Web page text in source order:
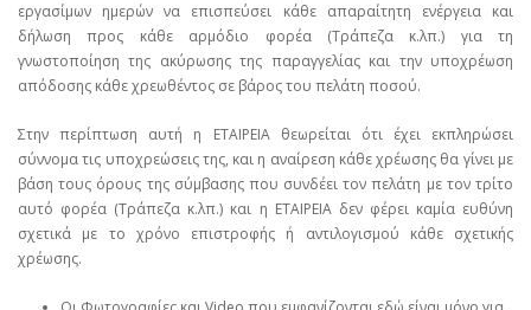
εργασίμων ημερών να επισπεύσει κάθε απαραίτητη ενέργεια και
δήλωση προς κάθε αρμόδιο φορέα (Τράπεζα κ.λπ.) για τη
γνωστοποίηση της ακύρωσης της παραγγελίας και την υποχρέωση
απόδοσης κάθε χρεωθέντος σε βάρος του πελάτη ποσού.
Στην περίπτωση αυτή η ΕΤΑΙΡΕΙΑ θεωρείται ότι έχει εκπληρώσει
σύννομα τις υποχρεώσεις της, και η αναίρεση κάθε χρέωσης θα γίνει με
βάση τους όρους της σύμβασης που συνδέει τον πελάτη με τον τρίτο
αυτό φορέα (Τράπεζα κ.λπ.) και η ΕΤΑΙΡΕΙΑ δεν φέρει καμία ευθύνη
σχετικά με το χρόνο επιστροφής ή αντιλογισμού κάθε σχετικής
χρέωσης.